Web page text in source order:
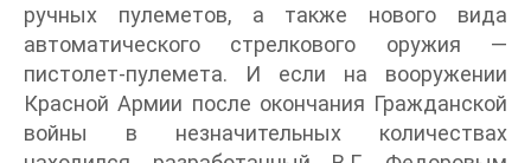
ручных пулеметов, а также нового вида
автоматического стрелкового оружия —
пистолет-пулемета. И если на вооружении
Красной Армии после окончания Гражданской
войны в незначительных количествах